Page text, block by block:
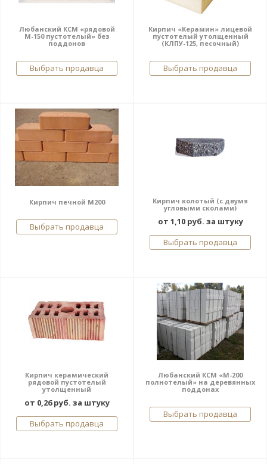
Любанский КСМ «рядовой
М-150 пустотелый» без
поддонов
Выбрать продавца
Кирпич «Керамин» лицевой
пустотелый утолщенный
(КЛПУ-125, песочный)
Выбрать продавца
Кирпич печной М200
Выбрать продавца
Кирпич колотый (с двумя
угловыми сколами)
от 1,10 руб. за штуку
Выбрать продавца
Кирпич керамический
рядовой пустотелый
утолщенный
от 0,26 руб. за штуку
Выбрать продавца
Любанский КСМ «М-200
полнотелый» на деревянных
поддонах
Выбрать продавца